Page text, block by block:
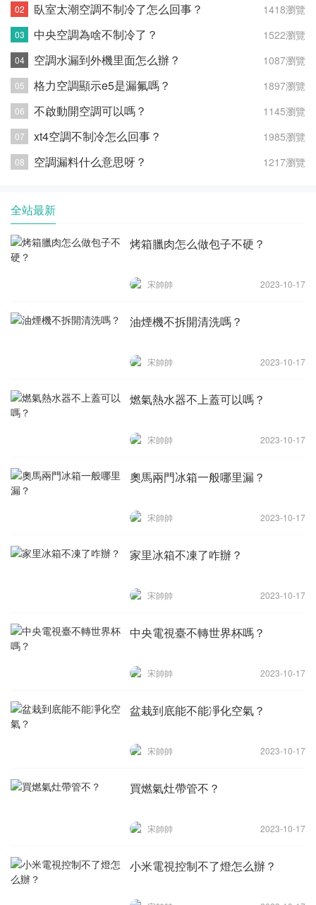
1418瀏覽
臥室太潮空調不制冷了怎么回事？
1522瀏覽
中央空調為啥不制冷了？
1087瀏覽
空調水漏到外機里面怎么辦？
1897瀏覽
格力空調顯示e5是漏氟嗎？
1145瀏覽
不啟動開空調可以嗎？
1985瀏覽
xt4空調不制冷怎么回事？
1217瀏覽
空調漏料什么意思呀？
全站最新
烤箱臘肉怎么做包子不硬？
宋帥帥 2023-10-17
油煙機不拆開清洗嗎？
宋帥帥 2023-10-17
燃氣熱水器不上蓋可以嗎？
宋帥帥 2023-10-17
奧馬兩門冰箱一般哪里漏？
宋帥帥 2023-10-17
家里冰箱不凍了咋辦？
宋帥帥 2023-10-17
中央電視臺不轉世界杯嗎？
宋帥帥 2023-10-17
盆栽到底能不能凈化空氣？
宋帥帥 2023-10-17
買燃氣灶帶管不？
宋帥帥 2023-10-17
小米電視控制不了燈怎么辦？